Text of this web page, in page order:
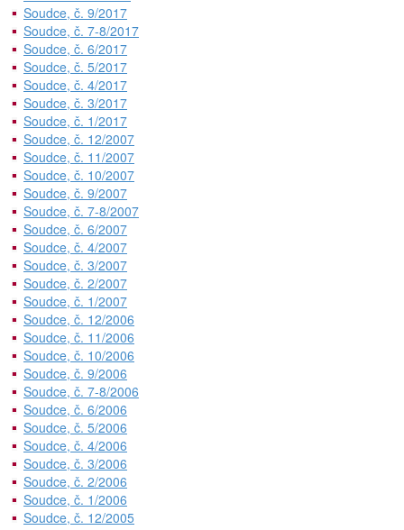
Soudce, č. 9/2017
Soudce, č. 7-8/2017
Soudce, č. 6/2017
Soudce, č. 5/2017
Soudce, č. 4/2017
Soudce, č. 3/2017
Soudce, č. 1/2017
Soudce, č. 12/2007
Soudce, č. 11/2007
Soudce, č. 10/2007
Soudce, č. 9/2007
Soudce, č. 7-8/2007
Soudce, č. 6/2007
Soudce, č. 4/2007
Soudce, č. 3/2007
Soudce, č. 2/2007
Soudce, č. 1/2007
Soudce, č. 12/2006
Soudce, č. 11/2006
Soudce, č. 10/2006
Soudce, č. 9/2006
Soudce, č. 7-8/2006
Soudce, č. 6/2006
Soudce, č. 5/2006
Soudce, č. 4/2006
Soudce, č. 3/2006
Soudce, č. 2/2006
Soudce, č. 1/2006
Soudce, č. 12/2005